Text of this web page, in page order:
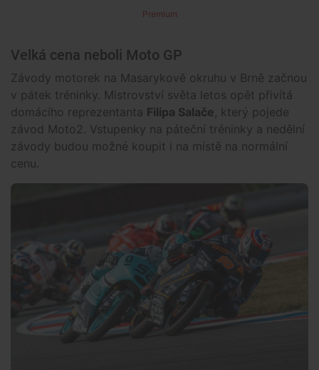
Premium
Velká cena neboli Moto GP
Závody motorek na Masarykově okruhu v Brně začnou
v pátek tréninky. Mistrovství světa letos opět přivítá
domácího reprezentanta Filipa Salače , který pojede
závod Moto2. Vstupenky na páteční tréninky a nedělní
závody budou možné koupit i na místě na normální
cenu.